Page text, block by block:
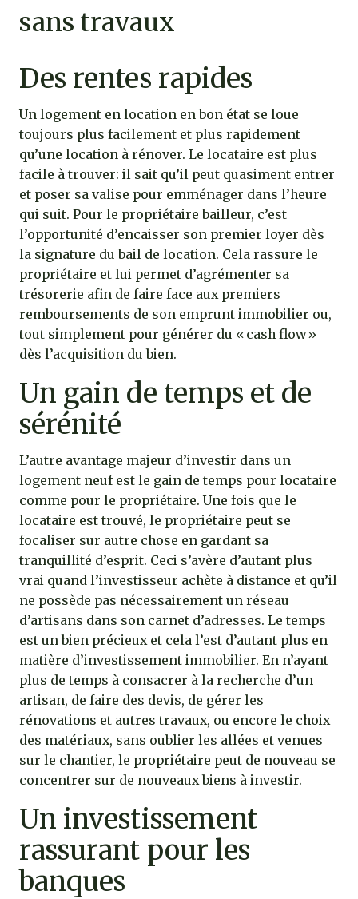
sans travaux
Des rentes rapides
Un logement en location en bon état se loue
toujours plus facilement et plus rapidement
qu’une location à rénover. Le locataire est plus
facile à trouver: il sait qu’il peut quasiment entrer
et poser sa valise pour emménager dans l’heure
qui suit. Pour le propriétaire bailleur, c’est
l’opportunité d’encaisser son premier loyer dès
la signature du bail de location. Cela rassure le
propriétaire et lui permet d’agrémenter sa
trésorerie afin de faire face aux premiers
remboursements de son emprunt immobilier ou,
tout simplement pour générer du « cash flow »
dès l’acquisition du bien.
Un gain de temps et de
sérénité
L’autre avantage majeur d’investir dans un
logement neuf est le gain de temps pour locataire
comme pour le propriétaire. Une fois que le
locataire est trouvé, le propriétaire peut se
focaliser sur autre chose en gardant sa
tranquillité d’esprit. Ceci s’avère d’autant plus
vrai quand l’investisseur achète à distance et qu’il
ne possède pas nécessairement un réseau
d’artisans dans son carnet d’adresses. Le temps
est un bien précieux et cela l’est d’autant plus en
matière d’investissement immobilier. En n’ayant
plus de temps à consacrer à la recherche d’un
artisan, de faire des devis, de gérer les
rénovations et autres travaux, ou encore le choix
des matériaux, sans oublier les allées et venues
sur le chantier, le propriétaire peut de nouveau se
concentrer sur de nouveaux biens à investir.
Un investissement
rassurant pour les
banques